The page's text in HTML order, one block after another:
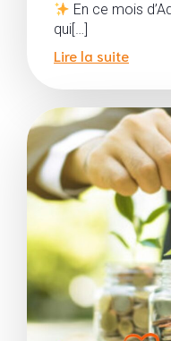
En ce mois
qui[…]
Lire la suite